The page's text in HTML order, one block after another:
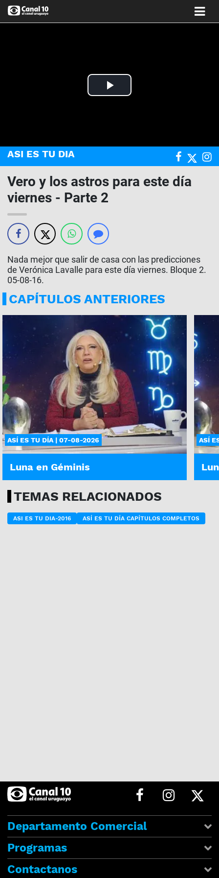
Play
ASI ES TU DIA
Vero y los astros para este día
viernes - Parte 2
Nada mejor que salir de casa con las predicciones
de Verónica Lavalle para este día viernes. Bloque 2.
05-08-16.
CAPÍTULOS ANTERIORES
ASÍ ES TU DÍA | 07-08-2026
Luna en Géminis
ASÍ
TEMAS RELACIONADOS
ASI ES TU DIA-2016 ASÍ ES TU DÍA CAPÍTULOS COMPLETOS
Departamento Comercial
Programas
Contactanos